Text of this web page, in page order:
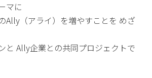
マに
Ally（アライ）を増やすことを めざ
と Ally企業との共同プロジェクトで